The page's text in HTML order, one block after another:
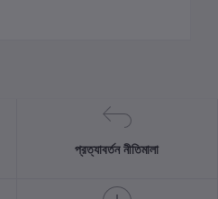
প্রত্যাবর্তন নীতিমালা